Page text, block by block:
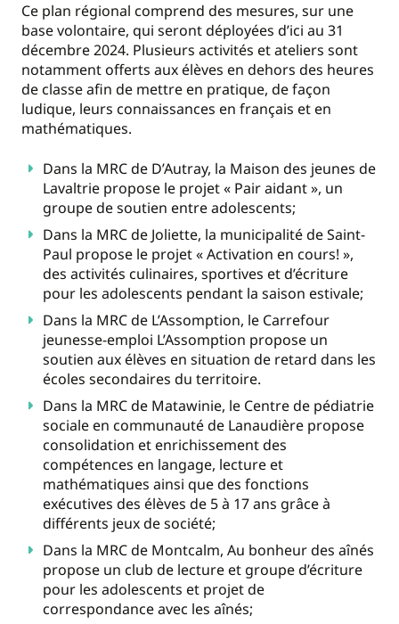
Ce plan régional comprend des mesures, sur une
base volontaire, qui seront déployées d’ici au 31
décembre 2024. Plusieurs activités et ateliers sont
notamment offerts aux élèves en dehors des heures
de classe afin de mettre en pratique, de façon
ludique, leurs connaissances en français et en
mathématiques.
Dans la MRC de D’Autray, la Maison des jeunes de
Lavaltrie propose le projet « Pair aidant », un
groupe de soutien entre adolescents;
Dans la MRC de Joliette, la municipalité de Saint-
Paul propose le projet « Activation en cours! »,
des activités culinaires, sportives et d’écriture
pour les adolescents pendant la saison estivale;
Dans la MRC de L’Assomption, le Carrefour
jeunesse-emploi L’Assomption propose un
soutien aux élèves en situation de retard dans les
écoles secondaires du territoire.
Dans la MRC de Matawinie, le Centre de pédiatrie
sociale en communauté de Lanaudière propose
consolidation et enrichissement des
compétences en langage, lecture et
mathématiques ainsi que des fonctions
exécutives des élèves de 5 à 17 ans grâce à
différents jeux de société;
Dans la MRC de Montcalm, Au bonheur des aînés
propose un club de lecture et groupe d’écriture
pour les adolescents et projet de
correspondance avec les aînés;